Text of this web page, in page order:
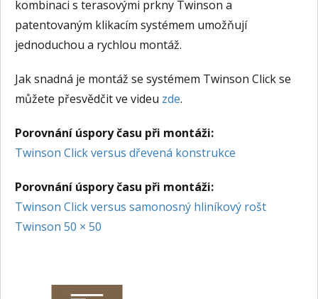
kombinaci s terasovými prkny Twinson a
patentovaným klikacím systémem umožňují
jednoduchou a rychlou montáž.
Jak snadná je montáž se systémem Twinson Click se
můžete přesvědčit ve videu zde.
Porovnání úspory času při montáži:
Twinson Click versus dřevená konstrukce
Porovnání úspory času při montáži:
Twinson Click versus samonosný hliníkový rošt
Twinson 50 × 50